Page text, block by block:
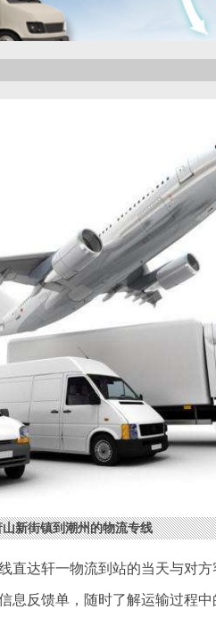
山新街镇到潮州的物流专线
直达轩一物流到站的当天与对
息反馈单，随时了解运输过程